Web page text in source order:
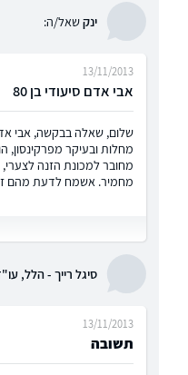
ינקשאל/ה:
אבי אדם סיעודי בן 80
13/11/2013
מחלות ובעיקר מפרקינסון,
מחובר למכונת הזנה
מחמיר. אשמח לדעת מהם
סיגל רייך - הלל,
תשובה
13/11/2013